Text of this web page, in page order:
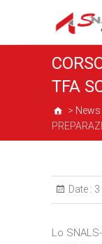
TFA
> News
Date : 3
Lo